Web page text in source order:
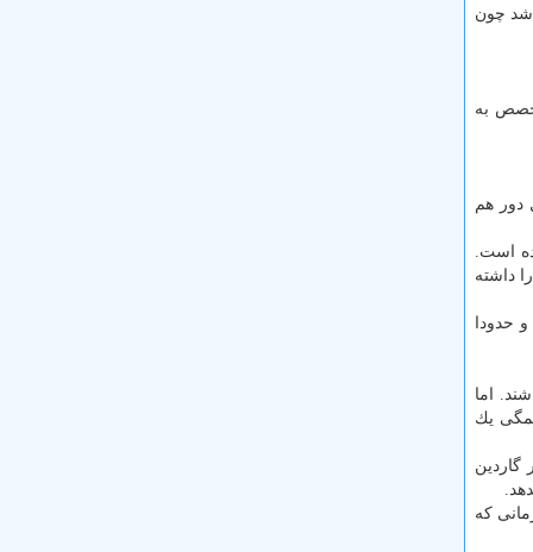
چون
به
جانیرو برزیل دور هم
درآمدند و تا امروز این تعداد به ۱۹۷ عضو رسیده است.
داشته
نمود و حدودا
اما
برگزار كردند تا سرانجام ۲۰ سال به بعد همگی یك
گاردین
كه